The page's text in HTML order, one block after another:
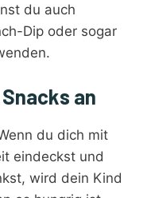
du auch
Dip oder sogar
an
du dich mit
eindeckst und
wird dein Kind